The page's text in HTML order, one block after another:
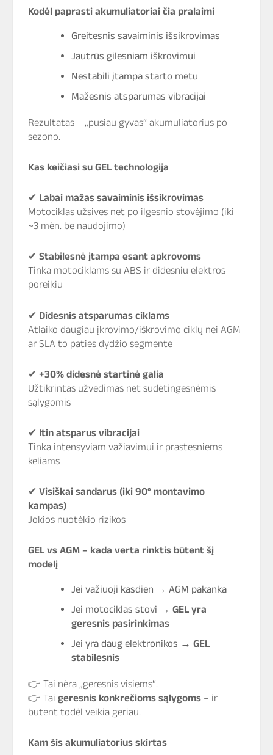
Kodėl paprasti akumuliatoriai čia pralaimi
Greitesnis savaiminis išsikrovimas
Jautrūs gilesniam iškrovimui
Nestabili įtampa starto metu
Mažesnis atsparumas vibracijai
Rezultatas – „pusiau gyvas“ akumuliatorius po
sezono.
Kas keičiasi su GEL technologija
✔ Labai mažas savaiminis išsikrovimas
Motociklas užsives net po ilgesnio stovėjimo (iki
~3 mėn. be naudojimo)
✔ Stabilesnė įtampa esant apkrovoms
Tinka motociklams su ABS ir didesniu elektros
poreikiu
✔ Didesnis atsparumas ciklams
Atlaiko daugiau įkrovimo/iškrovimo ciklų nei AGM
ar SLA to paties dydžio segmente
✔ +30% didesnė startinė galia
Užtikrintas užvedimas net sudėtingesnėmis
sąlygomis
✔ Itin atsparus vibracijai
Tinka intensyviam važiavimui ir prastesniems
keliams
✔ Visiškai sandarus (iki 90° montavimo
kampas)
Jokios nuotėkio rizikos
GEL vs AGM – kada verta rinktis būtent šį
modelį
Jei važiuoji kasdien → AGM pakanka
Jei motociklas stovi → GEL yra
geresnis pasirinkimas
Jei yra daug elektronikos → GEL
stabilesnis
👉 Tai nėra „geresnis visiems“.
👉 Tai geresnis konkrečioms sąlygoms – ir
būtent todėl veikia geriau.
Kam šis akumuliatorius skirtas